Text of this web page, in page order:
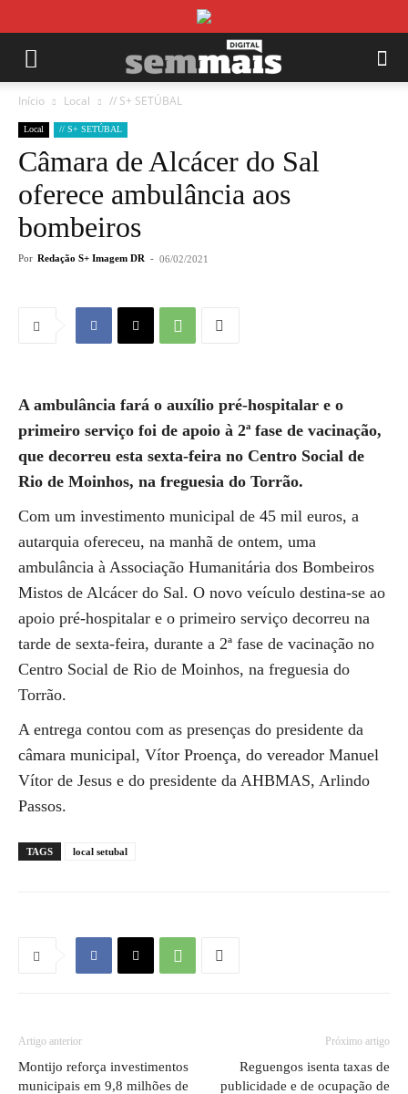
Início Local // S+ SETÚBAL
Local // S+ SETÚBAL
Câmara de Alcácer do Sal
oferece ambulância aos
bombeiros
Por Redação S+ Imagem DR - 06/02/2021
A ambulância fará o auxílio pré-hospitalar e o
primeiro serviço foi de apoio à 2ª fase de vacinação,
que decorreu esta sexta-feira no Centro Social de
Rio de Moinhos, na freguesia do Torrão.
Com um investimento municipal de 45 mil euros, a
autarquia ofereceu, na manhã de ontem, uma
ambulância à Associação Humanitária dos Bombeiros
Mistos de Alcácer do Sal. O novo veículo destina-se ao
apoio pré-hospitalar e o primeiro serviço decorreu na
tarde de sexta-feira, durante a 2ª fase de vacinação no
Centro Social de Rio de Moinhos, na freguesia do
Torrão.
A entrega contou com as presenças do presidente da
câmara municipal, Vítor Proença, do vereador Manuel
Vítor de Jesus e do presidente da AHBMAS, Arlindo
Passos.
TAGS local setubal
Artigo anterior
Montijo reforça investimentos
municipais em 9,8 milhões de
Próximo artigo
Reguengos isenta taxas de
publicidade e de ocupação de